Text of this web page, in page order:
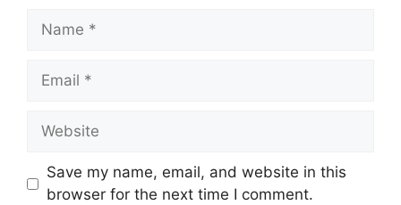
Name
Email
Website
Save my name, email, and website in this
browser for the next time I comment.